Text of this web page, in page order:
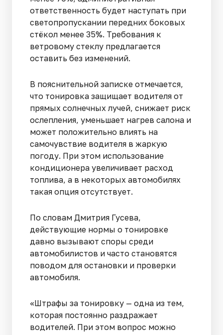
ответственность будет наступать при
светопропускании передних боковых
стёкол менее 35%. Требования к
ветровому стеклу предлагается
оставить без изменений.
В пояснительной записке отмечается,
что тонировка защищает водителя от
прямых солнечных лучей, снижает риск
ослепления, уменьшает нагрев салона и
может положительно влиять на
самочувствие водителя в жаркую
погоду. При этом использование
кондиционера увеличивает расход
топлива, а в некоторых автомобилях
такая опция отсутствует.
По словам Дмитрия Гусева,
действующие нормы о тонировке
давно вызывают споры среди
автомобилистов и часто становятся
поводом для остановки и проверки
автомобиля.
«Штрафы за тонировку — одна из тем,
которая постоянно раздражает
водителей. При этом вопрос можно